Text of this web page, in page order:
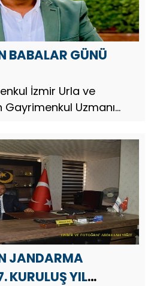
BABALAR GÜNÜ
İzmir Urla ve
Uzmanı
bir mesaj yayınladı.
JANDARMA
KURULUŞ YIL